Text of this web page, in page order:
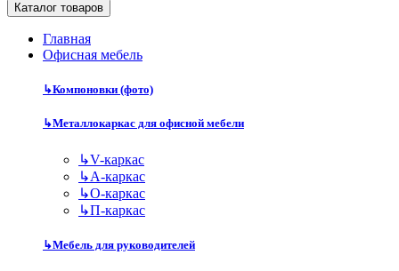
Каталог товаров
Главная
Офисная мебель
↳Компоновки (фото)
↳Металлокаркас для офисной мебели
↳V-каркас
↳А-каркас
↳О-каркас
↳П-каркас
↳Мебель для руководителей